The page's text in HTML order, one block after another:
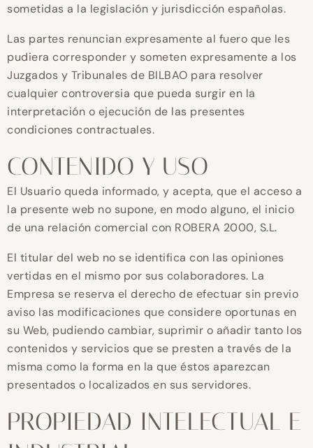
sometidas a la legislación y jurisdicción españolas.
Las partes renuncian expresamente al fuero que les
pudiera corresponder y someten expresamente a los
Juzgados y Tribunales de BILBAO para resolver
cualquier controversia que pueda surgir en la
interpretación o ejecución de las presentes
condiciones contractuales.
CONTENIDO Y USO
El Usuario queda informado, y acepta, que el acceso a
la presente web no supone, en modo alguno, el inicio
de una relación comercial con ROBERA 2000, S.L.
El titular del web no se identifica con las opiniones
vertidas en el mismo por sus colaboradores. La
Empresa se reserva el derecho de efectuar sin previo
aviso las modificaciones que considere oportunas en
su Web, pudiendo cambiar, suprimir o añadir tanto los
contenidos y servicios que se presten a través de la
misma como la forma en la que éstos aparezcan
presentados o localizados en sus servidores.
PROPIEDAD INTELECTUAL E